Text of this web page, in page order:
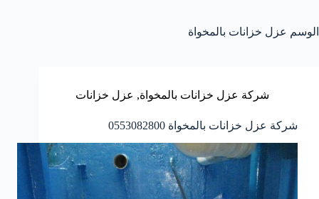
الوسم عزل خزانات بالمخواة
شركة عزل خزانات بالمخواة, عزل خزانات
شركة عزل خزانات بالمخواة 0553082800